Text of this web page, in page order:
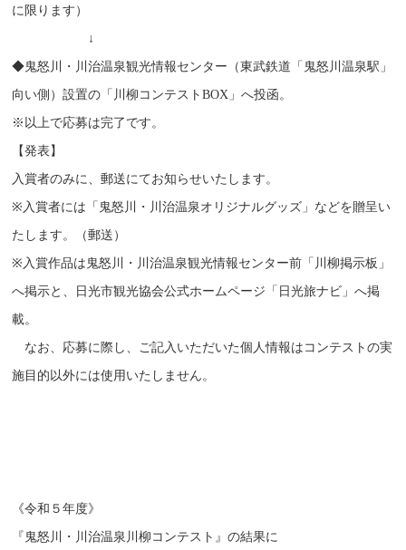
に限ります）
↓
◆鬼怒川・川治温泉観光情報センター（東武鉄道「鬼怒川温泉駅」
向い側）設置の「川柳コンテストBOX」へ投函。
※以上で応募は完了です。
【発表】
入賞者のみに、郵送にてお知らせいたします。
※入賞者には「鬼怒川・川治温泉オリジナルグッズ」などを贈呈い
たします。（郵送）
※入賞作品は鬼怒川・川治温泉観光情報センター前「川柳掲示板」
へ掲示と、日光市観光協会公式ホームページ「日光旅ナビ」へ掲
載。
なお、応募に際し、ご記入いただいた個人情報はコンテストの実
施目的以外には使用いたしません。
《令和５年度》
『鬼怒川・川治温泉川柳コンテスト』の結果に